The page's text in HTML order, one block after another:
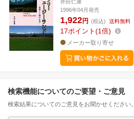
井田仁康
1996年04月発売
1,922円 (税込) 送料無料
17ポイント 1倍
メーカー取り寄せ
検索機能についてのご要望・ご意見
検索結果についてのご意見をお聞かせください。